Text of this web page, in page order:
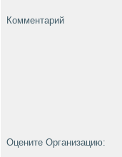
Комментарий
Оцените Организацию: